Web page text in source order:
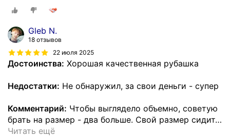
Gleb N.
18 отзывов
22 июля 2025
Достоинства: Хорошая качественная рубашка
Недостатки: Не обнаружил, за свои деньги - супер
Комментарий: Чтобы выглядело объемно, советую
брать на размер - два больше. Свой размер сидит…
Читать ещё